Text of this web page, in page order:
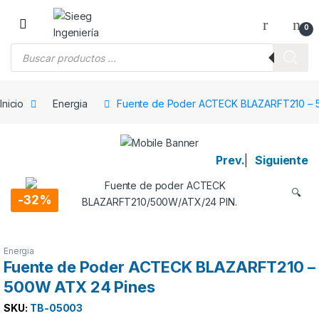
Saltar a la navegación
Saltar al contenido
0
Inicio Energia Fuente de Poder ACTECK BLAZARFT210 –
Prev. Siguiente
-32%
🔍
Energia
Fuente de Poder ACTECK BLAZARFT210 –
500W ATX 24 Pines
SKU: TB-05003